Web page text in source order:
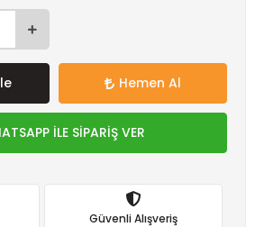
Hemen Al
İLE SİPARİŞ VER
Güvenli Alışveriş